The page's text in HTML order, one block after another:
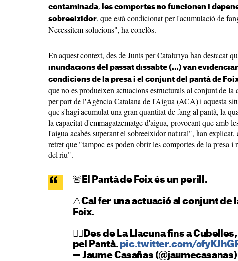
contaminada, les comportes no funcionen i
sobreeixidor, que està condicionat per l'acumulació de
Necessitem solucions", ha conclòs.
En aquest context, des de Junts per Catalunya han destacat
inundacions del passat dissabte (...) van
condicions de la presa i el conjunt del pantà de
que no es produeixen actuacions estructurals al conjunt de la
per part de l'Agència Catalana de l'Aigua (ACA) i aquesta
que s'hagi acumulat una gran quantitat de fang al pantà, la
la capacitat d'emmagatzematge d'aigua, provocant que amb
l'aigua acabés superant el sobreeixidor natural", han explicat,
retret que "tampoc es poden obrir les comportes de la presa i
del riu".
🚨El Pantà de Foix és un perill.
⚠️Cal fer una actuació al conjunt de
Foix.
👉🏻Des de La Llacuna fins a
pel Pantà. pic.twitter.com/
— Jaume Casañas (@jaumecasanas)